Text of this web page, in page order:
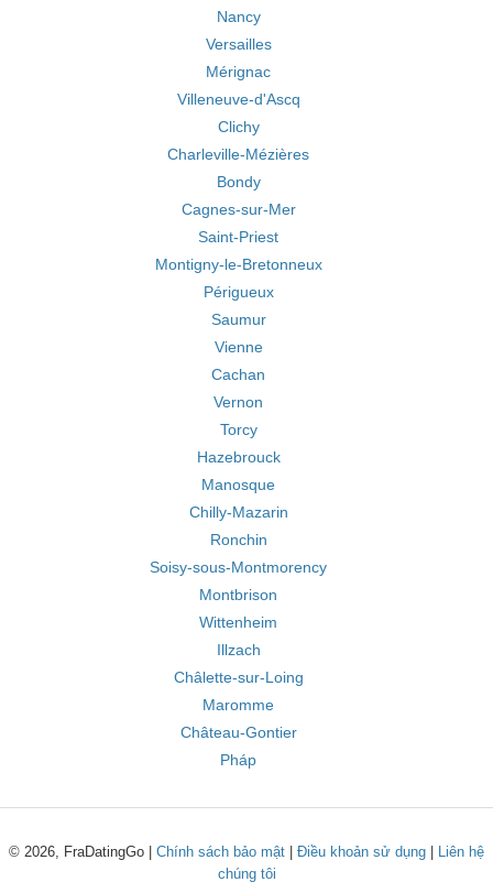
Nancy
Versailles
Mérignac
Villeneuve-d'Ascq
Clichy
Charleville-Mézières
Bondy
Cagnes-sur-Mer
Saint-Priest
Montigny-le-Bretonneux
Périgueux
Saumur
Vienne
Cachan
Vernon
Torcy
Hazebrouck
Manosque
Chilly-Mazarin
Ronchin
Soisy-sous-Montmorency
Montbrison
Wittenheim
Illzach
Châlette-sur-Loing
Maromme
Château-Gontier
Pháp
© 2026, FraDatingGo | Chính sách bảo mật Điều khoản sử dụng
Liên hệ
chúng tôi